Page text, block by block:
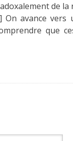
de la
avance vers
que